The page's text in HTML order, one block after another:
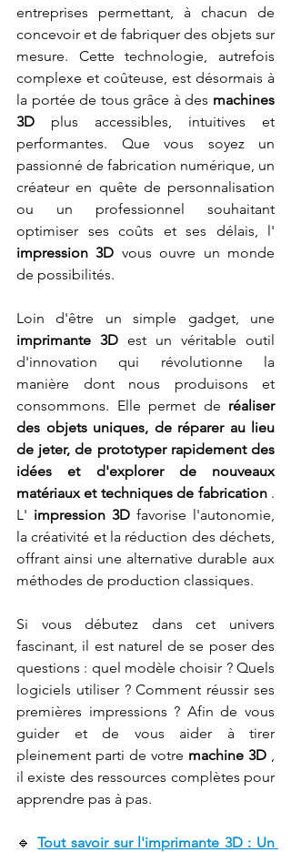
entreprises permettant, à chacun de
concevoir et de fabriquer des objets sur
mesure. Cette technologie, autrefois
complexe et coûteuse, est désormais à
la portée de tous grâce à des machines
3D plus accessibles, intuitives et
performantes. Que vous soyez un
passionné de fabrication numérique, un
créateur en quête de personnalisation
ou un professionnel souhaitant
impression 3D vous ouvre un monde
de possibilités.
imprimante 3D est un véritable outil
d'innovation qui révolutionne la
manière dont nous produisons et
consommons. Elle permet de réaliser
des objets uniques, de réparer au lieu
de jeter, de prototyper rapidement des
idées et d'explorer de nouveaux
matériaux et techniques de fabrication .
L' impression 3D favorise l'autonomie,
la créativité et la réduction des déchets,
offrant ainsi une alternative durable aux
méthodes de production classiques.
Si vous débutez dans cet univers
fascinant, il est naturel de se poser des
questions : quel modèle choisir ? Quels
logiciels utiliser ? Comment réussir ses
premières impressions ? Afin de vous
guider et de vous aider à tirer
pleinement parti de votre machine 3D ,
il existe des ressources complètes pour
apprendre pas à pas.
🔹 Tout savoir sur l'imprimante 3D : Un